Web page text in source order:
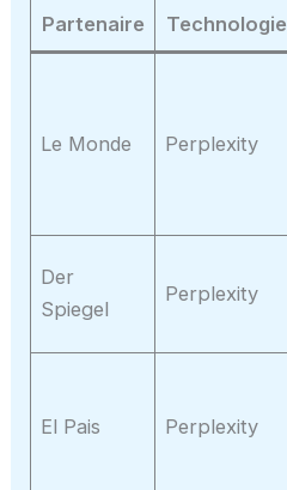
Partenaire Technologie
Le Monde Perplexity
Der
Spiegel
Perplexity
El Pais Perplexity